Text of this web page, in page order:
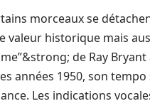
morceaux se
valeur historique mais
de Ray
années 1950, son
Les indications